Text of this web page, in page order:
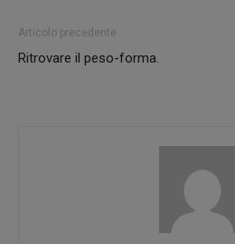
Articolo precedente
Ritrovare il peso-forma.